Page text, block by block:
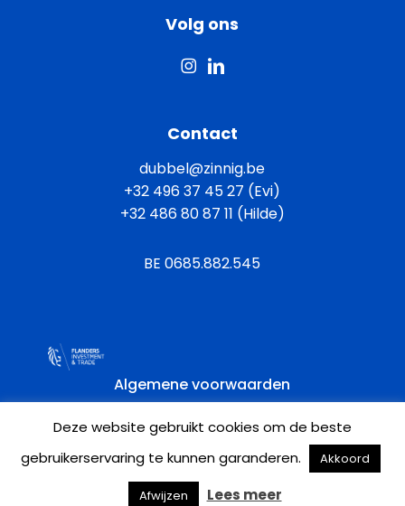
Volg ons
Contact
dubbel@zinnig.be
+32 496 37 45 27 (Evi)
+32 486 80 87 11 (Hilde)
BE 0685.882.545
Algemene voorwaarden
Privacy policy Cookie policy
Deze website gebruikt cookies om de beste
gebruikerservaring te kunnen garanderen.
Akkoord
Afwijzen Lees meer